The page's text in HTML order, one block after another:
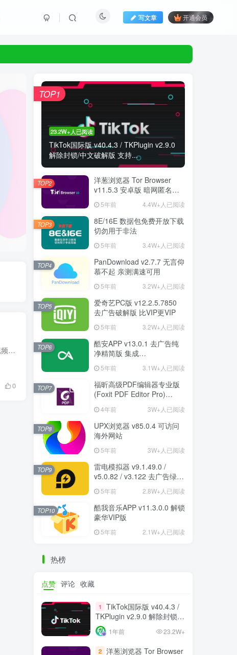
写文章 开通会员
下载工具箱是一款支持56种下载协议的安卓万能下载工具，主要提供抖音/快手/B站等网络视频解析下载、资源嗅探下载以及本地视频扫描提取功能，同时提供不常见的视频编辑功能，,例如:智能清洗,高帧...
0
23.2W+人已阅读
TikTok国际版 v40.4.3 / TKPlugin v2.9.0
解除封锁/中文破解版 支持...
TOP1
洋葱浏览器 Tor Browser
v11.5.3 安卓版 暗网匿名浏
5年前 4.4W+人已阅读
TOP2
8E/16E 数据包免费开放下载
切勿用于非法
5年前 3.4W+人已阅读
TOP3
PanDownload v2.7.7 无言仰
慕不起 亲测满速可用
5年前 3.2W+人已阅读
TOP4
爱奇艺PC版 v12.2.5.7850
去广告破解版 比VIP更VIP
5年前 3.2W+人已阅读
TOP5
酷安APP v13.0.1 去广告纯
净精简版 集成
FuckCoolapkR1.16.5
5年前 3.1W+人已阅读
TOP6
福昕高级PDF编辑器专业版
(Foxit PDF Editor Pro)
4年前 3W+人已阅读
TOP7
UPX浏览器 v85.0.4 可访问
海外网站
5年前 3W+人已阅读
TOP8
雷电模拟器 v9.1.49.0 /
v5.0.82 / v3.122 去广告绿色
5年前 2.8W+人已阅读
TOP9
酷我音乐APP v11.3.0.0 解锁
豪华VIP版
5年前 2.1W+人已阅读
TOP10
热榜
点赞 评论 收藏
1
TikTok国际版 v40.4.3 /
TKPlugin v2.9.0 解除封锁/
中文破解版 支持选国区
1年前 23.2W+
2 洋葱浏览器 Tor Browser